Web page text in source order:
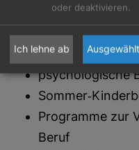
psychologische
Programme zur
Beruf
oder deaktivieren.
Ich lehne ab